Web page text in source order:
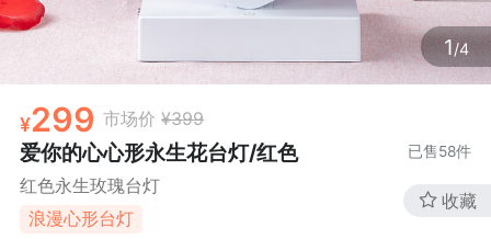
1/4
299 市场价 ¥399
爱你的心心形永生花台灯/红色 已售58件
红色永生玫瑰台灯
浪漫心形台灯
收藏